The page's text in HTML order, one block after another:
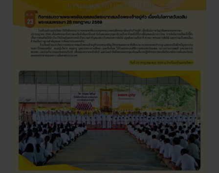
ชัยมงคล
แด่
พระบาท
สมเด็จ
พระเจ้าอยู่หัว
เนื่อง
วัน
เฉลิม
พระชนมพรรษา
28
กรกฎาคม
2569